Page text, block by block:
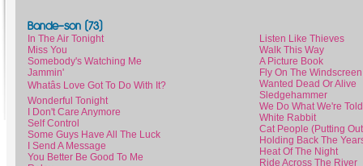
Bande-son (73)
In The Air Tonight
Miss You
Somebody's Watching Me
Jammin'
Whatâs Love Got To Do With It?
Wonderful Tonight
I Don't Care Anymore
Self Control
Some Guys Have All The Luck
I Send A Message
You Better Be Good To Me
Listen Like Thieves
Walk This Way
A Picture Book
Fly On The Windscreen
Wanted Dead Or Alive
Sledgehammer
We Do What We're Told
White Rabbit
Cat People (Putting
Holding Back The
Heat Of The Night
Ride Across The River